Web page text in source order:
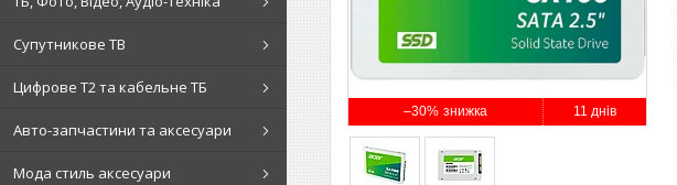
Супутникове ТВ
Цифрове Т2 та кабельне ТБ
Авто-запчастини та аксесуари
Мода стиль аксесуари
–30% 11 днів